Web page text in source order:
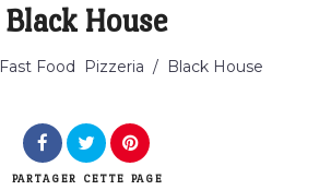
Black House
Fast Food Pizzeria / Black House
PARTAGER CETTE PAGE